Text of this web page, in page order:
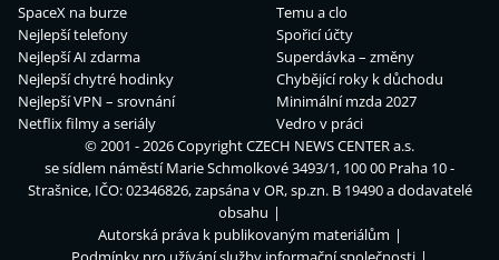
SpaceX na burze
Nejlepší telefony
Nejlepší AI zdarma
Nejlepší chytré hodinky
Nejlepší VPN – srovnání
Netflix filmy a seriály
Temu a clo
Spořicí účty
Superdávka – změny
Chybějící roky k důchodu
Minimální mzda 2027
Vedro v práci
© 2001 - 2026 CopyrightCZECH NEWS CENTER a.s.
se sídlem náměstí Marie Schmolkové 3493/1, 100 00 Praha 10 -
Strašnice, IČO: 02346826, zapsána v OR, sp.zn. B 19490 a dodavatelé
obsahu
Autorská práva k publikovaným materiálům